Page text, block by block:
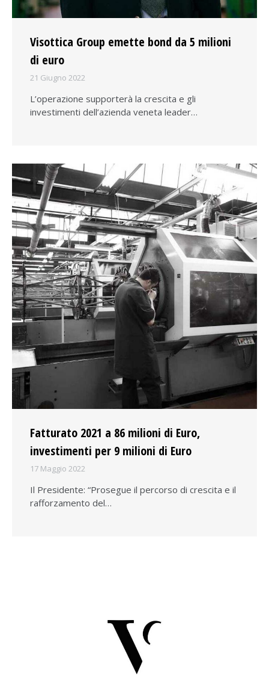
Visottica Group emette bond da 5 milioni
di euro
21 Giugno 2022
L’operazione supporterà la crescita e gli
investimenti dell’azienda veneta leader…
Fatturato 2021 a 86 milioni di Euro,
investimenti per 9 milioni di Euro
17 Maggio 2022
Il Presidente: “Prosegue il percorso di crescita e il
rafforzamento del…